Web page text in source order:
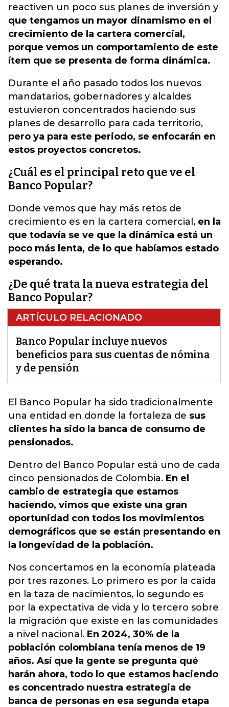
reactiven un poco sus planes de inversión y
que tengamos un mayor dinamismo en el
crecimiento de la cartera comercial,
porque vemos un comportamiento de este
ítem que se presenta de forma dinámica.
Durante el año pasado todos los nuevos
mandatarios, gobernadores y alcaldes
estuvieron concentrados haciendo sus
planes de desarrollo para cada territorio,
pero ya para este periodo, se enfocarán en
estos proyectos concretos.
¿Cuál es el principal reto que ve el
Banco Popular?
Donde vemos que hay más retos de
crecimiento es en la cartera comercial, en la
que todavía se ve que la dinámica está un
poco más lenta, de lo que habíamos estado
esperando.
¿De qué trata la nueva estrategia del
Banco Popular?
ARTÍCULO RELACIONADO
Banco Popular incluye nuevos
beneficios para sus cuentas de nómina
y de pensión
El Banco Popular ha sido tradicionalmente
una entidad en donde la fortaleza de sus
clientes ha sido la banca de consumo de
pensionados.
Dentro del Banco Popular está uno de cada
cinco pensionados de Colombia. En el
cambio de estrategia que estamos
haciendo, vimos que existe una gran
oportunidad con todos los movimientos
demográficos que se están presentando en
la longevidad de la población.
Nos concertamos en la economía plateada
por tres razones. Lo primero es por la caída
en la taza de nacimientos, lo segundo es
por la expectativa de vida y lo tercero sobre
la migración que existe en las comunidades
a nivel nacional. En 2024, 30% de la
población colombiana tenía menos de 19
años. Así que la gente se pregunta qué
harán ahora, todo lo que estamos haciendo
es concentrado nuestra estrategia de
banca de personas en esa segunda etapa